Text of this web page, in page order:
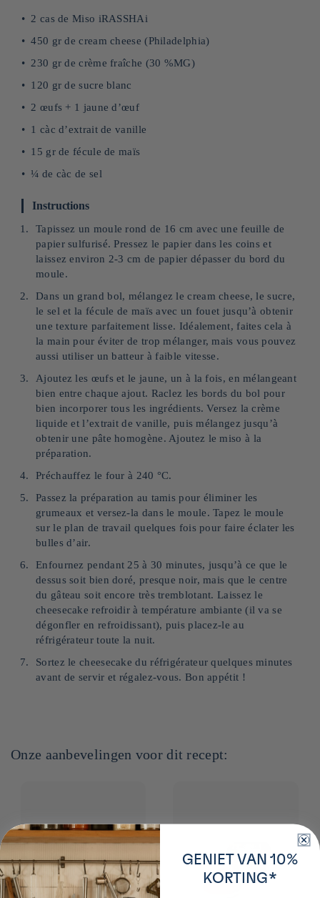
2 cas de Miso iRASSHAi
450 gr de cream cheese (Philadelphia)
230 gr de crème fraîche (30 %MG)
120 gr de sucre blanc
2 œufs + 1 jaune d’œuf
1 càc d’extrait de vanille
15 gr de fécule de maïs
¼ de càc de sel
Instructions
Tapissez un moule rond de 16 cm avec une feuille de
papier sulfurisé. Pressez le papier dans les coins et
laissez environ 2-3 cm de papier dépasser du bord du
moule.
Dans un grand bol, mélangez le cream cheese, le sucre,
le sel et la fécule de maïs avec un fouet jusqu’à obtenir
une texture parfaitement lisse. Idéalement, faites cela à
la main pour éviter de trop mélanger, mais vous pouvez
aussi utiliser un batteur à faible vitesse.
Ajoutez les œufs et le jaune, un à la fois, en mélangeant
bien entre chaque ajout. Raclez les bords du bol pour
bien incorporer tous les ingrédients. Versez la crème
liquide et l’extrait de vanille, puis mélangez jusqu’à
obtenir une pâte homogène. Ajoutez le miso à la
préparation.
Préchauffez le four à 240 °C.
Passez la préparation au tamis pour éliminer les
grumeaux et versez-la dans le moule. Tapez le moule
sur le plan de travail quelques fois pour faire éclater les
bulles d’air.
Enfournez pendant 25 à 30 minutes, jusqu’à ce que le
dessus soit bien doré, presque noir, mais que le centre
du gâteau soit encore très tremblotant. Laissez le
cheesecake refroidir à température ambiante (il va se
dégonfler en refroidissant), puis placez-le au
réfrigérateur toute la nuit.
Sortez le cheesecake du réfrigérateur quelques minutes
avant de servir et régalez-vous. Bon appétit !
Onze aanbevelingen voor dit recept:
GENIET VAN 10%
KORTING*